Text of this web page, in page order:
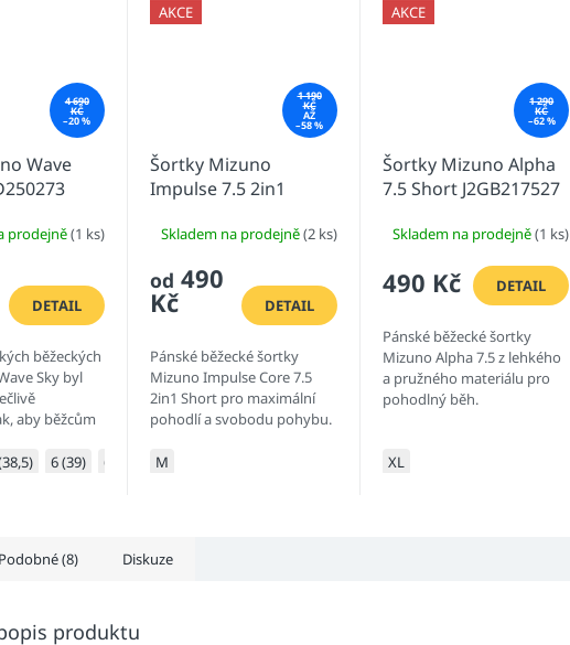
4 690
KČ
–20 %
Wave
prodejně(1 ks)
DETAIL
běžeckých
Sky byl
aby běžcům
část6 (39) 6,5 (40)
AKCE
1 190
KČ
AŽ
–58 %
Šortky Mizuno
Impulse 7.5 2in1
Skladem na prodejně(2 ks)
od 490
Kč DETAIL
Pánské běžecké šortky
Mizuno Impulse Core 7.5
2in1 Short pro maximální
pohodlí a svobodu pohybu.
M
AKCE
1 290
KČ
–62 %
Šortky Mizuno Alpha
7.5 Short J2GB217527
Skladem na prodejně(1 ks)
490 Kč DETAIL
Pánské běžecké šortky
Mizuno Alpha 7.5 z lehkého
a pružného materiálu pro
pohodlný běh.
XL
Podobné (8) Diskuze
produktu